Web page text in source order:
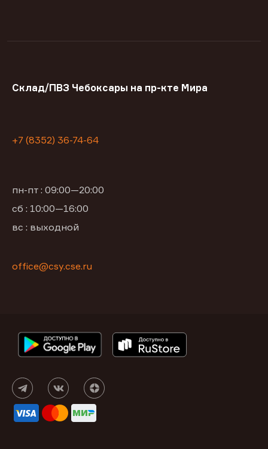
Склад/ПВЗ Чебоксары на пр-кте Мира
+7 (8352) 36-74-64
пн-пт : 09:00—20:00
сб : 10:00—16:00
вс : выходной
office@csy.cse.ru